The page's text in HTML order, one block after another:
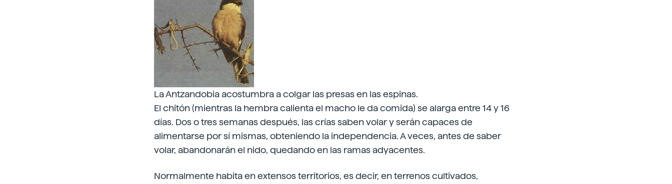
La Antzandobia acostumbra a colgar las presas en las espinas.
El chitón (mientras la hembra calienta el macho le da comida) se alarga entre 14 y 16
días. Dos o tres semanas después, las crías saben volar y serán capaces de
alimentarse por sí mismas, obteniendo la independencia. A veces, antes de saber
volar, abandonarán el nido, quedando en las ramas adyacentes.
Normalmente habita en extensos territorios, es decir, en terrenos cultivados,